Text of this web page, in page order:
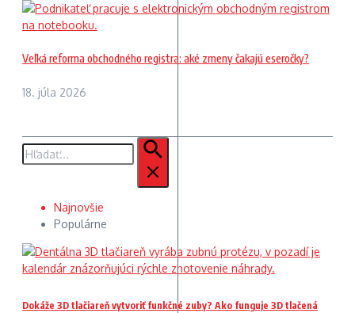
Veľká reforma obchodného registra: aké zmeny čakajú eseročky?
18. júla 2026
Hľadať:
Najnovšie
Populárne
Dokáže 3D tlačiareň vytvoriť funkčné zuby? Ako funguje 3D tlačená